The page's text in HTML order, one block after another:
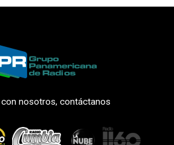
con nosotros, contáctanos